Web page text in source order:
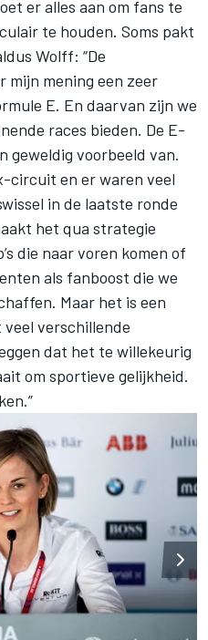
er alles aan om fans te
te houden. Soms pakt
Wolff: “De
mening een zeer
E. En daarvan zijn we
races bieden. De E-
geweldig voorbeeld van.
circuit en er waren veel
in de laatste ronde
het qua strategie
die naar voren komen of
als fanboost die we
Maar het is een
verschillende
dat het te willekeurig
om sportieve gelijkheid.